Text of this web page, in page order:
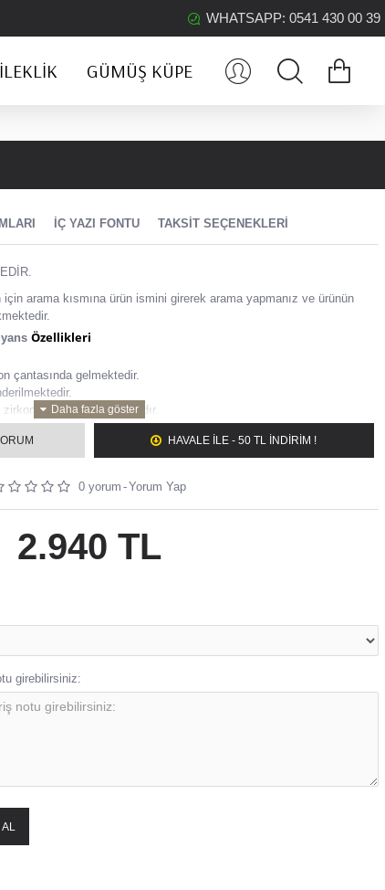
WHATSAPP: 0541 430 00 39
GÜMÜŞ KÜPE
İÇ YAZI FONTU TAKSIT SEÇENEKLERI
arama kısmına ürün ismini girerek arama yapmanız ve ürünün
Özellikleri
çantasında gelmektedir.
taşlar kullanılmaktadır.
sipariş verebilirsiniz(gümüş, altın, rose).
iş gününde kargoya verilir.
tarafından bünyemizde bulunan 2 adet atölyede hazırlanmaktadır.
HAVALE ILE - 50 TL İNDİRİM !
0 yorum -Yorum Yap
2.940 TL
girebilirsiniz: